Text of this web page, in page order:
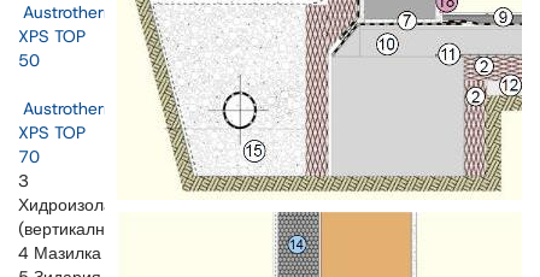
Austrotherm
XPS TOP
50
Austrotherm
XPS TOP
70
3
Хидроизолация
(вертикална)
4 Мазилка